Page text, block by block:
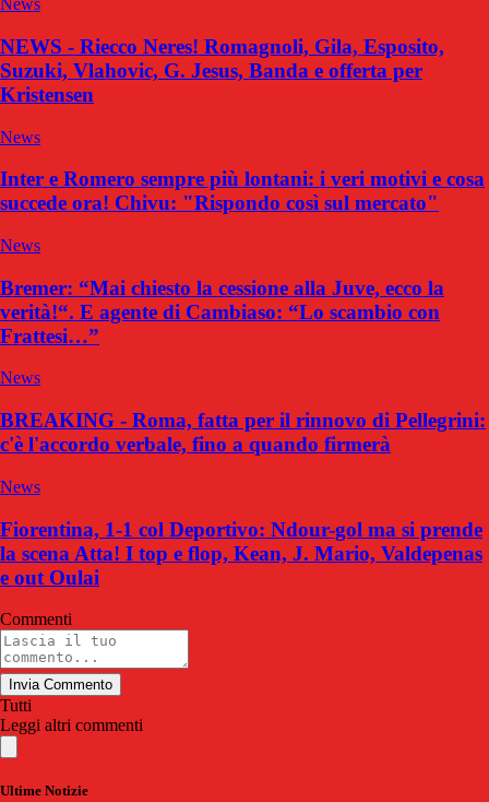
News
NEWS - Riecco Neres! Romagnoli, Gila, Esposito,
Suzuki, Vlahovic, G. Jesus, Banda e offerta per
Kristensen
News
Inter e Romero sempre più lontani: i veri motivi e cosa
succede ora! Chivu: "Rispondo così sul mercato"
News
Bremer: “Mai chiesto la cessione alla Juve, ecco la
verità!“. E agente di Cambiaso: “Lo scambio con
Frattesi…”
News
BREAKING - Roma, fatta per il rinnovo di Pellegrini:
c'è l'accordo verbale, fino a quando firmerà
News
Fiorentina, 1-1 col Deportivo: Ndour-gol ma si prende
la scena Atta! I top e flop, Kean, J. Mario, Valdepenas
e out Oulai
Commenti
Invia Commento
Tutti
Leggi altri commenti
Ultime Notizie